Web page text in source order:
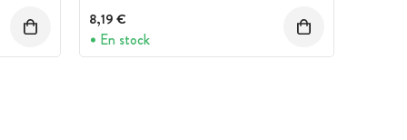
8,19 €
En stock